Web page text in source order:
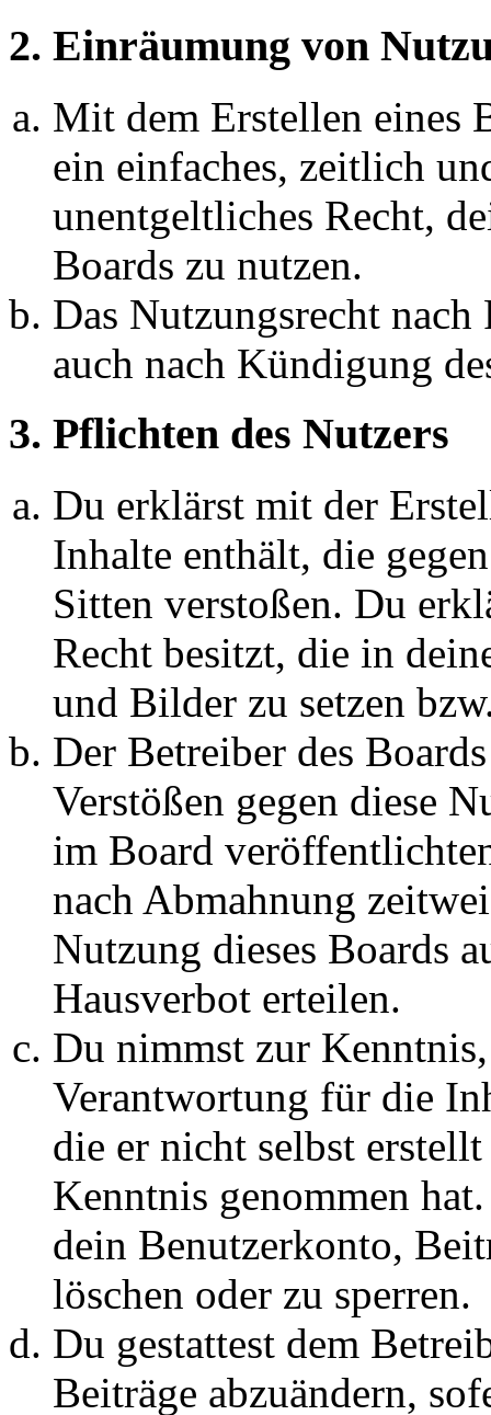
2. Einräumung von
Mit dem Erstellen eines
ein einfaches, zeitlich
unentgeltliches Recht,
Boards zu nutzen.
Das Nutzungsrecht
auch nach Kündigung
3. Pflichten des Nutzers
Du erklärst mit der
Inhalte enthält, die
Sitten verstoßen. Du
Recht besitzt, die in
und Bilder zu setzen
Der Betreiber des
Verstößen gegen diese
im Board
nach Abmahnung
Nutzung dieses Boards
Hausverbot erteilen.
Du nimmst zur
Verantwortung für die
die er nicht selbst
Kenntnis genommen
dein Benutzerkonto,
löschen oder zu sperren.
Du gestattest dem
Beiträge abzuändern,